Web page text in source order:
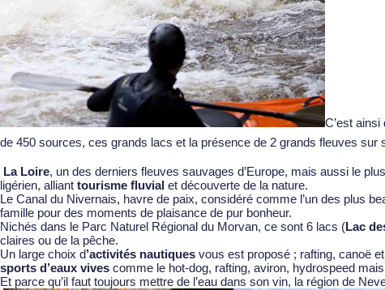
C’est ainsi
de 450 sources, ces grands lacs et la présence de 2 grands fleuves sur
La Loire, un des derniers fleuves sauvages d’Europe, mais aussi le
ligérien, alliant tourisme fluvial et découverte de la nature.
Le Canal du Nivernais, havre de paix, considéré comme l’un des plus
famille pour des moments de plaisance de pur bonheur.
Nichés dans le Parc Naturel Régional du Morvan, ce sont 6 lacs (Lac
claires ou de la pêche.
Un large choix d’activités nautiques vous est proposé ; rafting, canoë
sports d’eaux vives comme le hot-dog, rafting, aviron, hydrospeed
Et parce qu’il faut toujours mettre de l’eau dans son vin, la région de